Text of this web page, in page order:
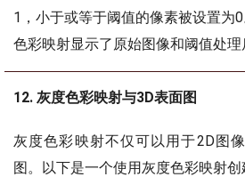
1，小于或等于阈值的像素被设置为
色彩映射显示了原始图像和阈值处理
12. 灰度色彩映射与3D表面图
灰度色彩映射不仅可以用于2D图
图。以下是一个使用灰度色彩映射创